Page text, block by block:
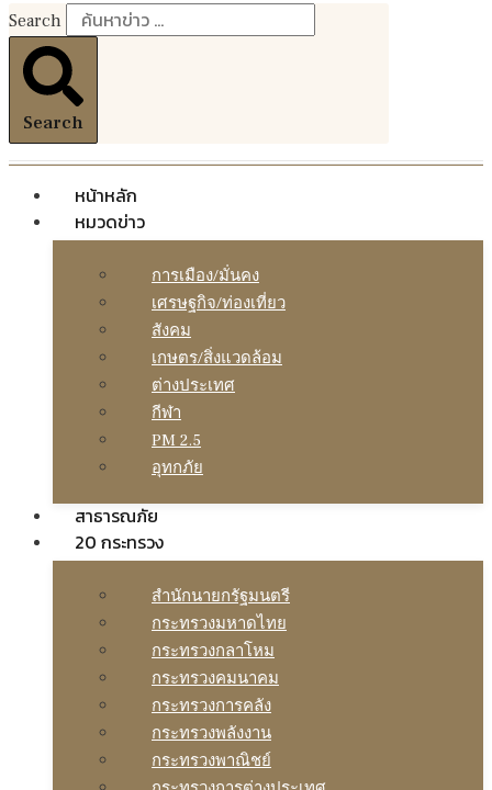
Search
Search
หน้าหลัก
หมวดข่าว
การเมือง/มั่นคง
เศรษฐกิจ/ท่องเที่ยว
สังคม
เกษตร/สิ่งแวดล้อม
ต่างประเทศ
กีฬา
PM 2.5
อุทกภัย
สาธารณภัย
20 กระทรวง
สํานักนายกรัฐมนตรี
กระทรวงมหาดไทย
กระทรวงกลาโหม
กระทรวงคมนาคม
กระทรวงการคลัง
กระทรวงพลังงาน
กระทรวงพาณิชย์